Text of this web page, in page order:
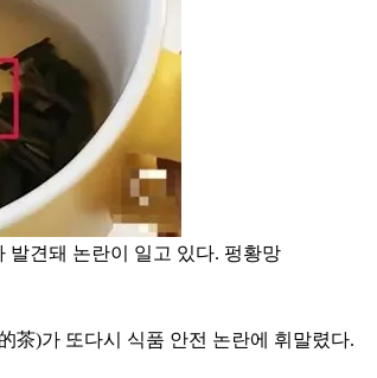
발견돼 논란이 일고 있다. 펑황망
茶)가 또다시 식품 안전 논란에 휘말렸다.